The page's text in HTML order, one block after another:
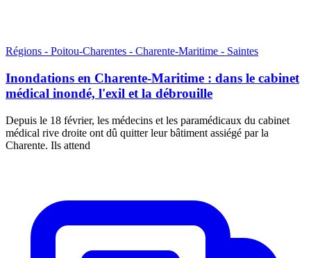
Régions - Poitou-Charentes - Charente-Maritime - Saintes
Inondations en Charente-Maritime : dans le cabinet
médical inondé, l'exil et la débrouille
Depuis le 18 février, les médecins et les paramédicaux du cabinet
médical rive droite ont dû quitter leur bâtiment assiégé par la
Charente. Ils attend